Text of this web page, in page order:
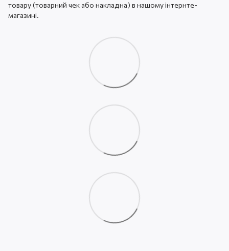
товару (товарний чек або накладна) в нашому інтернте-
магазині.